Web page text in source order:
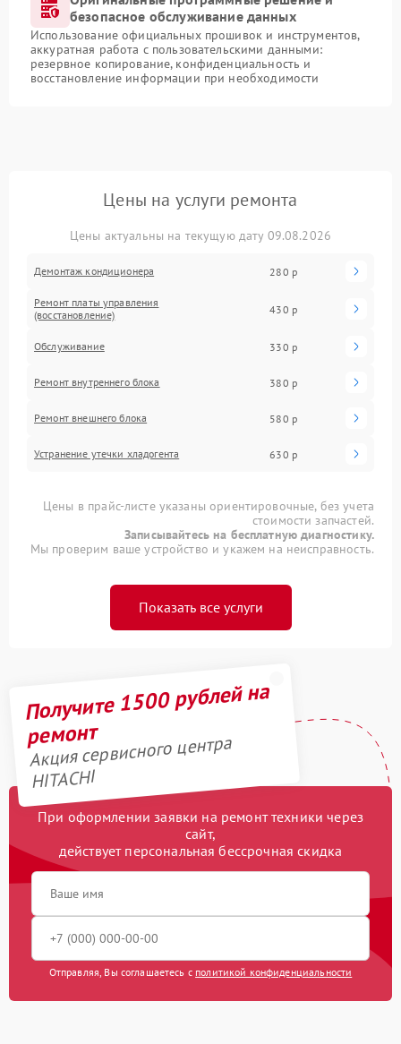
безопасное обслуживание данных
Использование официальных прошивок и инструментов,
аккуратная работа с пользовательскими данными:
резервное копирование, конфиденциальность и
восстановление информации при необходимости
Цены на услуги ремонта
Цены актуальны на текущую дату 09.08.2026
Демонтаж кондиционера 280 р
Ремонт платы управления
(восстановление)
430 р
Обслуживание 330 р
Ремонт внутреннего блока 380 р
Ремонт внешнего блока 580 р
Устранение утечки хладогента 630 р
Цены в прайс-листе указаны ориентировочные, без учета
стоимости запчастей.
Записывайтесь на бесплатную диагностику.
Мы проверим ваше устройство и укажем на неисправность.
Показать все услуги
Получите 1500 рублей на
ремонт
Акция сервисного центра
HITACHI
При оформлении заявки на ремонт техники через
сайт,
действует персональная бессрочная скидка
Отправляя, Вы соглашаетесь с политикой конфиденциальности